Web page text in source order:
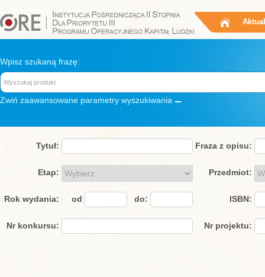
Wpisz szukaną frazę:
Zwiń zaawansowane parametry wyszukiwania
Tytuł: Fraza z opisu:
Etap: Przedmiot:
Rok wydania: od do: ISBN:
Nr konkursu: Nr projektu: